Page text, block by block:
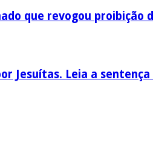
que revogou proibição
Jesuítas. Leia a